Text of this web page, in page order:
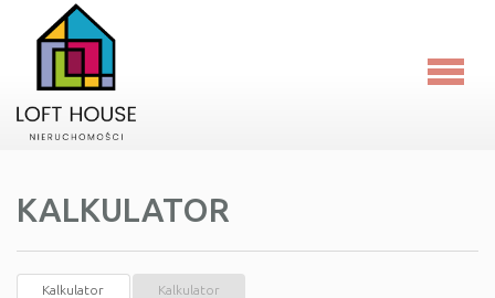
KALKULATOR
Kalkulator
Kalkulator